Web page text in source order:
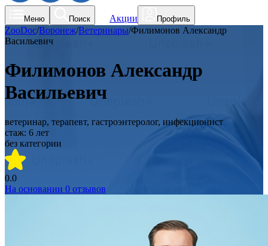
Меню Поиск Акции Профиль
ZooDoc/Воронеж/Ветеринары/Филимонов Александр
Васильевич
Филимонов Александр
Васильевич
ветеринар, терапевт, гастроэнтеролог, инфекционист
стаж: 6 лет
без категории
0.0
На основании 0 отзывов